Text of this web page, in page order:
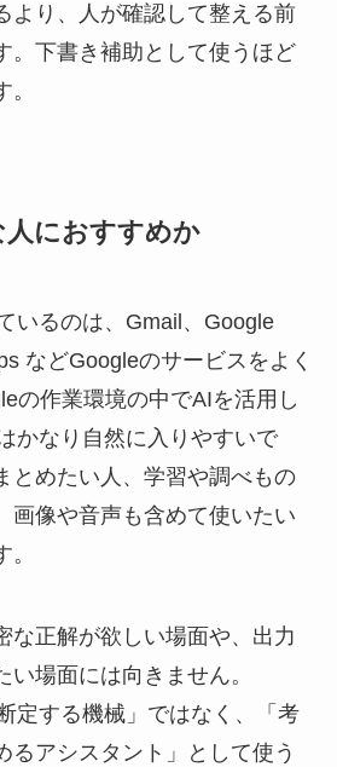
より、人が確認して整える前
。下書き補助として使うほど
におすすめか
いるのは、Gmail、Google
などGoogleのサービスをよく
の作業環境の中でAIを活用し
かなり自然に入りやすいで
とめたい人、学習や調べもの
画像や音声も含めて使いたい
な正解が欲しい場面や、出力
い場面には向きません。
定する機械」ではなく、「考
るアシスタント」として使う